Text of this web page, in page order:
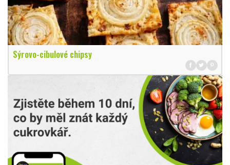
Sýrovo-cibulové chipsy